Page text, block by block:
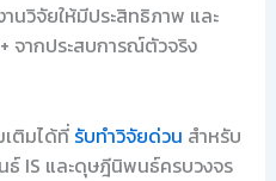
นวิจัยให้มีประสิทธิภาพ และ
จากประสบการณ์ตัวจริง
ติมได้ที่ รับทำวิจัยด่วน สำหรับ
ธ์ IS และดุษฎีนิพนธ์ครบวงจร